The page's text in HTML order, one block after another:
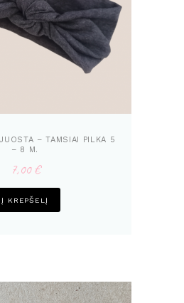
– TAMSIAI PILKA 5
– 8 M.
7,00€
Į KREPŠELĮ